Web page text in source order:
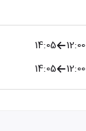
12:00
14:05
12:00
14:05